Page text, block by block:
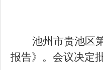
池州市贵池区
报告》。会议决定